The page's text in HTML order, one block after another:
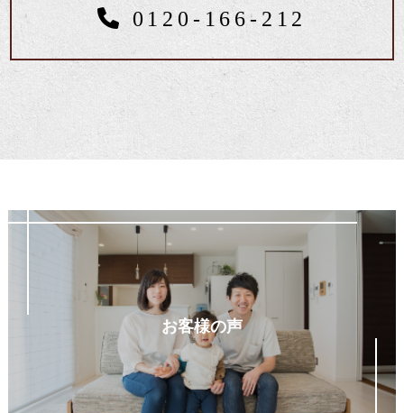
0120-166-212
お客様の声